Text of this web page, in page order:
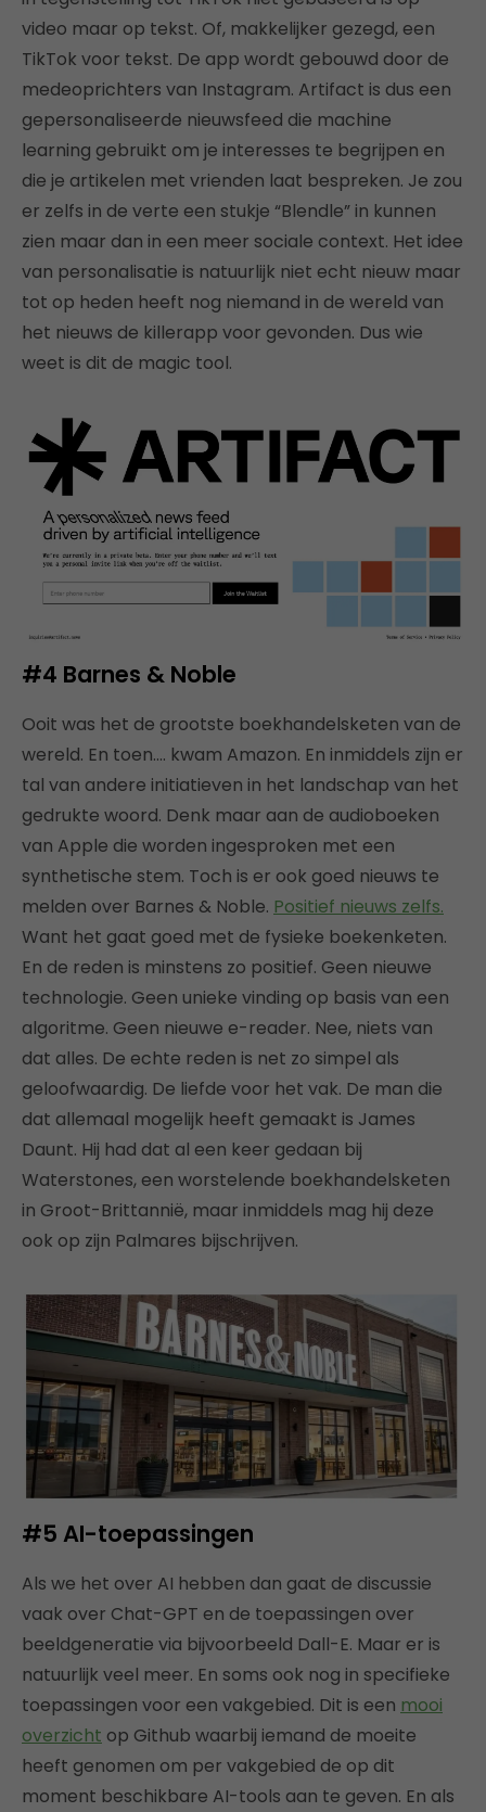
video maar op tekst. Of, makkelijker gezegd, een
TikTok voor tekst. De app wordt gebouwd door de
medeoprichters van Instagram. Artifact is dus een
gepersonaliseerde nieuwsfeed die machine
learning gebruikt om je interesses te begrijpen en
die je artikelen met vrienden laat bespreken. Je zou
er zelfs in de verte een stukje “Blendle” in kunnen
zien maar dan in een meer sociale context. Het idee
van personalisatie is natuurlijk niet echt nieuw maar
tot op heden heeft nog niemand in de wereld van
het nieuws de killerapp voor gevonden. Dus wie
weet is dit de magic tool.
#4 Barnes & Noble
Ooit was het de grootste boekhandelsketen van de
wereld. En toen…. kwam Amazon. En inmiddels zijn er
tal van andere initiatieven in het landschap van het
gedrukte woord. Denk maar aan de audioboeken
van Apple die worden ingesproken met een
synthetische stem. Toch is er ook goed nieuws te
melden over Barnes & Noble. Positief nieuws zelfs.
Want het gaat goed met de fysieke boekenketen.
En de reden is minstens zo positief. Geen nieuwe
technologie. Geen unieke vinding op basis van een
algoritme. Geen nieuwe e-reader. Nee, niets van
dat alles. De echte reden is net zo simpel als
geloofwaardig. De liefde voor het vak. De man die
dat allemaal mogelijk heeft gemaakt is James
Daunt. Hij had dat al een keer gedaan bij
Waterstones, een worstelende boekhandelsketen
in Groot-Brittannië, maar inmiddels mag hij deze
ook op zijn Palmares bijschrijven.
#5 AI-toepassingen
Als we het over AI hebben dan gaat de discussie
vaak over Chat-GPT en de toepassingen over
beeldgeneratie via bijvoorbeeld Dall-E. Maar er is
natuurlijk veel meer. En soms ook nog in specifieke
toepassingen voor een vakgebied. Dit is een mooi
overzicht op Github waarbij iemand de moeite
heeft genomen om per vakgebied de op dit
moment beschikbare AI-tools aan te geven. En als